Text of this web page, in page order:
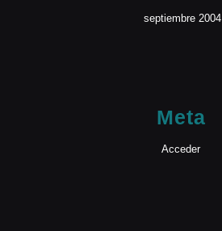
septiembre 2004
Meta
Acceder